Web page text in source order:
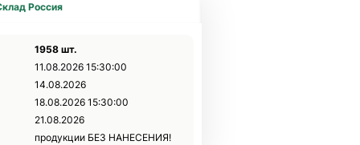
Россия
1958 шт.
11.08.2026 15:30:00
14.08.2026
18.08.2026 15:30:00
21.08.2026
продукции БЕЗ НАНЕСЕНИЯ!